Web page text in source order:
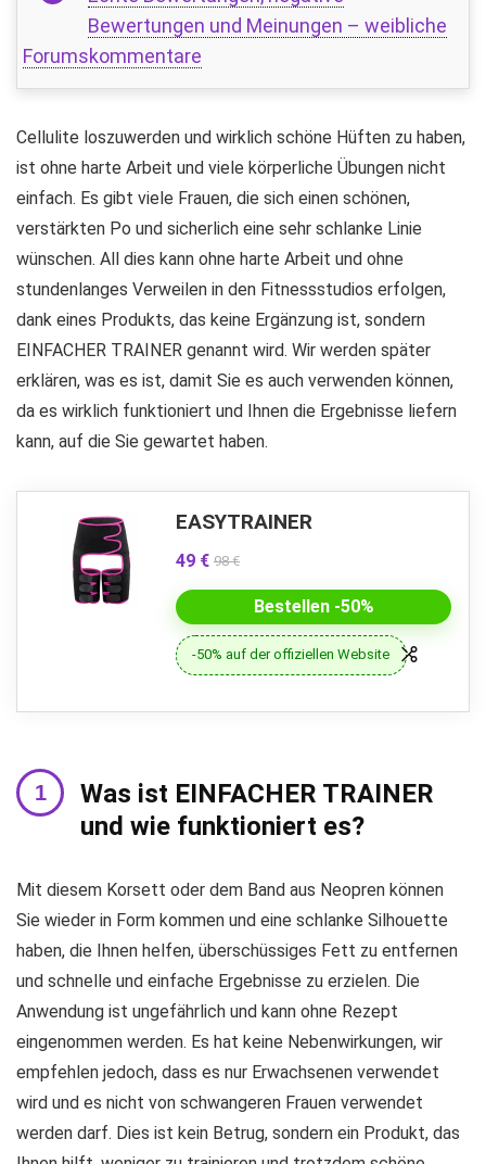
Bewertungen und Meinungen – weibliche
Forumskommentare
Cellulite loszuwerden und wirklich schöne Hüften zu haben,
ist ohne harte Arbeit und viele körperliche Übungen nicht
einfach. Es gibt viele Frauen, die sich einen schönen,
verstärkten Po und sicherlich eine sehr schlanke Linie
wünschen. All dies kann ohne harte Arbeit und ohne
stundenlanges Verweilen in den Fitnessstudios erfolgen,
dank eines Produkts, das keine Ergänzung ist, sondern
EINFACHER TRAINER genannt wird. Wir werden später
erklären, was es ist, damit Sie es auch verwenden können,
da es wirklich funktioniert und Ihnen die Ergebnisse liefern
kann, auf die Sie gewartet haben.
EASYTRAINER
49 € 98 €
Bestellen -50%
-50% auf der offiziellen Website
Was ist EINFACHER TRAINER
und wie funktioniert es?
Mit diesem Korsett oder dem Band aus Neopren können
Sie wieder in Form kommen und eine schlanke Silhouette
haben, die Ihnen helfen, überschüssiges Fett zu entfernen
und schnelle und einfache Ergebnisse zu erzielen. Die
Anwendung ist ungefährlich und kann ohne Rezept
eingenommen werden. Es hat keine Nebenwirkungen, wir
empfehlen jedoch, dass es nur Erwachsenen verwendet
wird und es nicht von schwangeren Frauen verwendet
werden darf. Dies ist kein Betrug, sondern ein Produkt, das